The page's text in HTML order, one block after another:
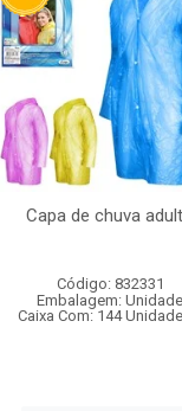
Capa de chuva
Código: 832331
Embalagem: Unidade
Caixa Com: 144